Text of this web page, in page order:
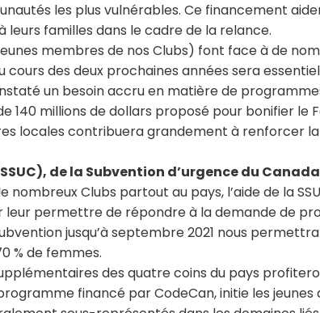
les plus vulnérables. Ce financement
familles dans le cadre de la relance.
membres de nos Clubs) font face à de
des deux prochaines années sera
un besoin accru en matière de
millions de dollars proposé pour bonifier le
locales contribuera grandement à renforcer
de la Subvention d’urgence du
nombreux Clubs partout au pays, l’aide de la
leur permettre de répondre à la demande de
jusqu’à septembre 2021 nous
% de femmes.
des quatre coins du pays
financé par CodeCan, initie les